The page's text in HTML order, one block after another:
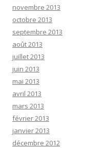
novembre 2013
octobre 2013
septembre 2013
août 2013
juillet 2013
juin 2013
mai 2013
avril 2013
mars 2013
février 2013
janvier 2013
décembre 2012